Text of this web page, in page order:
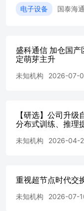
预测和投资建
润0.3/4.2/11.0
高端旗舰芯片
替代的双重驱
予“买入-B”评
25.6/51.2T等旗
放量时间仍取
入不及预期风
国家集成电路
司总股本
值数据汇总 分
电子设备 国泰海
盛科通信 加仓国
定萌芽主升
未知机构 2026-07-
【研选】公司升
分布式训练、推理
号-20260426
未知机构 2026-04-
重视超节点时代交
未知机构 2026-07-